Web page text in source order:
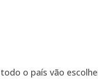
o país vão